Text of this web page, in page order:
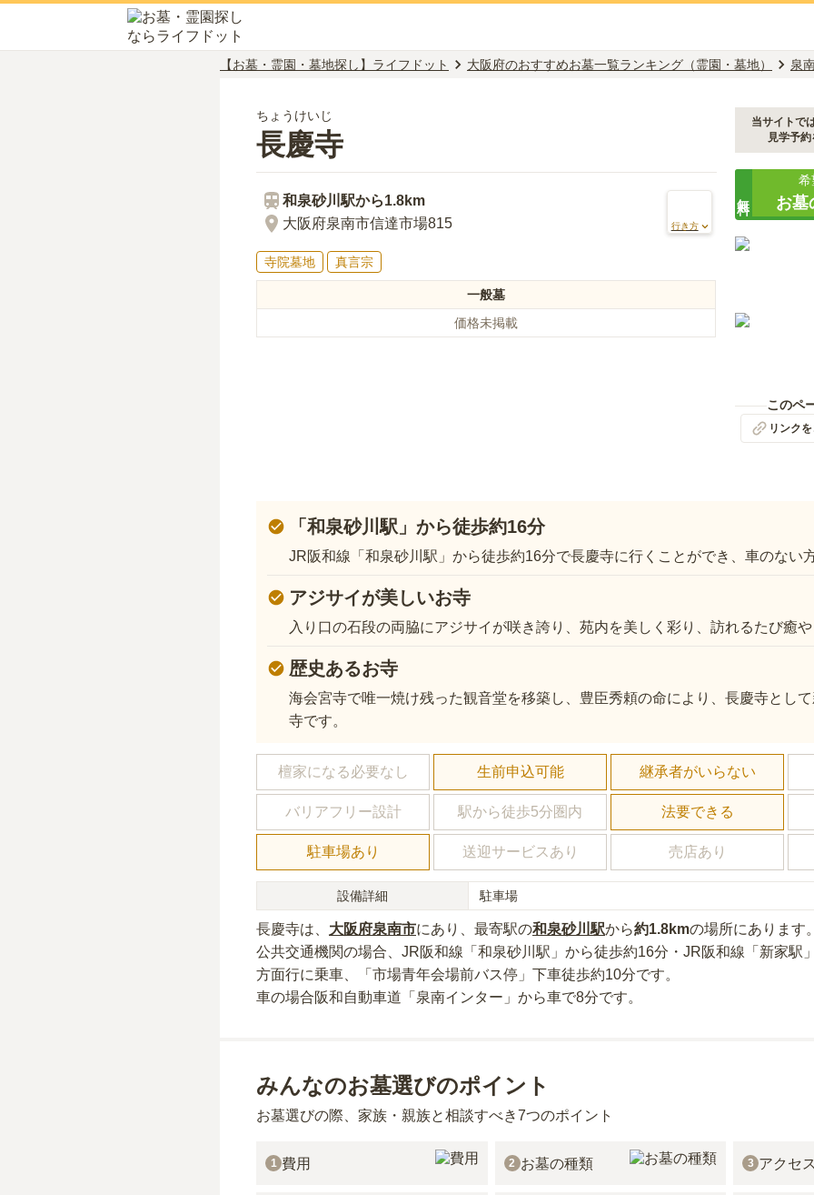
【お墓・霊園・墓地探し】ライフドット 大阪府のおすすめお墓一覧ランキング（霊園・墓地） 泉
ちょうけいじ
長慶寺
和泉砂川 駅から1.8km
大阪府泉南市信達市場815
行き方
寺院墓地 真言宗
一般墓
価格未掲載
当サイトで
見学予
希
お墓
このペ
リンク
「和泉砂川駅」から徒歩約16分
JR阪和線「和泉砂川駅」から徒歩約16分で長慶寺に行くことができ、車のない
アジサイが美しいお寺
入り口の石段の両脇にアジサイが咲き誇り、苑内を美しく彩り、訪れるたび癒
歴史あるお寺
海会宮寺で唯一焼け残った観音堂を移築し、豊臣秀頼の命により、長慶寺とし
寺です。
檀家になる必要なし 生前申込可能 継承者がいらない
バリアフリー設計 駅から徒歩5分圏内 法要できる
駐車場あり 送迎サービスあり 売店あり
設備詳細 駐車場
長慶寺は、 大阪府泉南市にあり 、最寄駅の和泉砂川 駅から約1.8kmの場所にあり ます
公共交通機関の場合 、JR阪和線「和泉砂川駅」から徒歩約16分・JR阪和線「新家駅
方面行に乗車、「市場青年会場前バス停」下車徒歩約10分です。
車の場合阪和自動車道「泉南インター」から車で8分です。
みんなのお墓選びのポイント
お墓選びの際、家族・親族と相談すべき7つのポイント
1 費用 2 お墓の種類 3 アクセ